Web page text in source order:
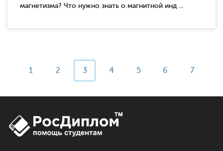
магнетизма? Что нужно знать о магнитной инд ...
1 2 3 4 5 6 7